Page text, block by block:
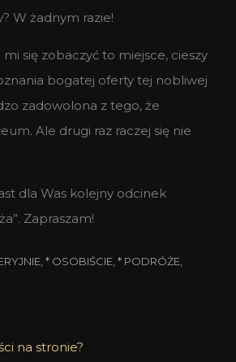
W żadnym razie!
mi się zobaczyć to miejsce, cieszy
bogatej oferty tej nobliwej
zadowolona z tego, że
Ale drugi raz raczej się nie
dla Was kolejny odcinek
Zapraszam!
* OSOBIŚCIE * PODRÓŻE
na stronie?